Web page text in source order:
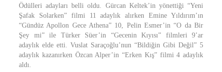
Ödülleri adayları belli oldu. Gürcan Keltek’in yönettiği “Yeni
Şafak Solarken” filmi 11 adaylık alırken Emine Yıldırım’ın
“Gündüz Apollon Gece Athena” 10, Pelin Esmer’in “O da Bir
Şey mi” ile Türker Süer’in “Gecenin Kıyısı” filmleri 9’ar
adaylık elde etti. Vuslat Saraçoğlu’nun “Bildiğin Gibi Değil” 5
adaylık kazanırken Özcan Alper’in “Erken Kış” filmi 4 adaylık
aldı.